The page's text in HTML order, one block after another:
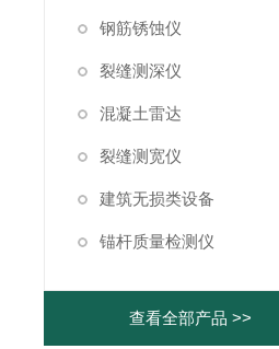
钢筋锈蚀仪
裂缝测深仪
混凝土雷达
裂缝测宽仪
建筑无损类设备
锚杆质量检测仪
查看全部产品 >>